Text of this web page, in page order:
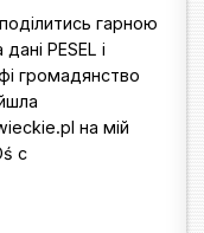
гарною
PESEL і
громадянство
на мій
c